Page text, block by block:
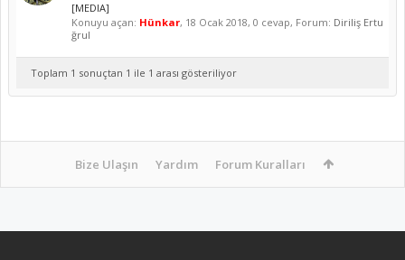
[MEDIA]
Konuyu açan: Hünkar, 18 Ocak 2018, 0 cevap, Forum: Diriliş Ertu
ğrul
Toplam 1 sonuçtan 1 ile 1 arası gösteriliyor
Bize Ulaşın Yardım Forum Kuralları